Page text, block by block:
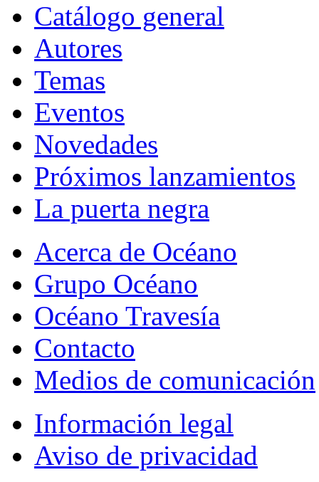
Catálogo general
Autores
Temas
Eventos
Novedades
Próximos lanzamientos
La puerta negra
Acerca de Océano
Grupo Océano
Océano Travesía
Contacto
Medios de comunicación
Información legal
Aviso de privacidad